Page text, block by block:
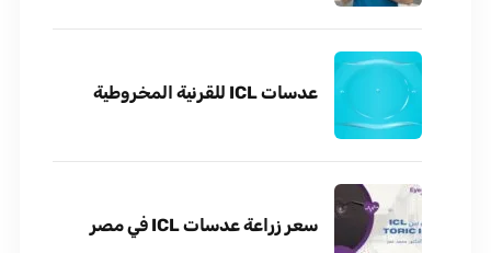
عدسات ICL للقرنية المخروطية
سعر زراعة عدسات ICL في مصر